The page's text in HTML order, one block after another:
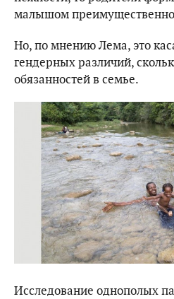
малышом преимущественно
Но, по мнению Лема, это
гендерных различий,
обязанностей в семье.
Исследование однополых